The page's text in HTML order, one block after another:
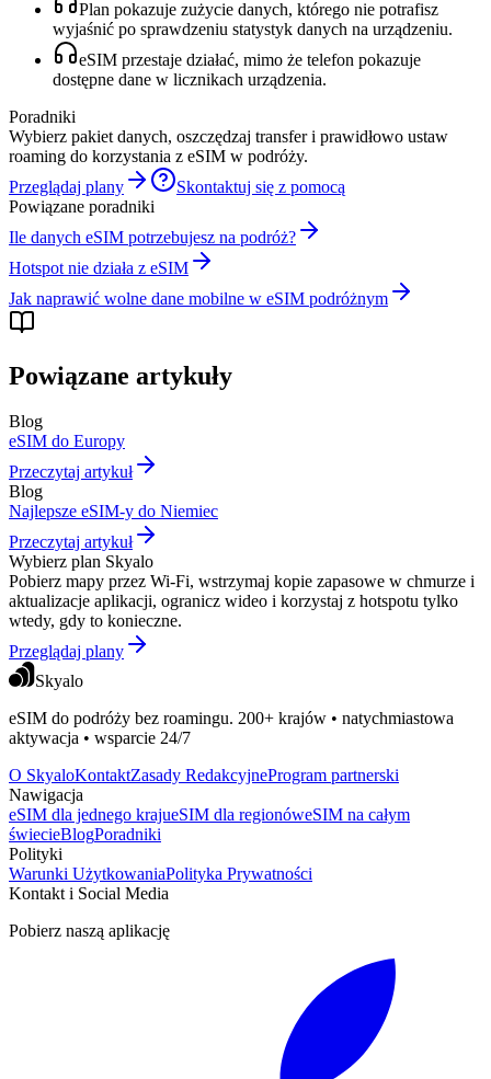
Plan pokazuje zużycie danych, którego nie potrafisz
wyjaśnić po sprawdzeniu statystyk danych na urządzeniu.
eSIM przestaje działać, mimo że telefon pokazuje
dostępne dane w licznikach urządzenia.
Poradniki
Wybierz pakiet danych, oszczędzaj transfer i prawidłowo ustaw
roaming do korzystania z eSIM w podróży.
Przeglądaj plany
Skontaktuj się z pomocą
Powiązane poradniki
Ile danych eSIM potrzebujesz na podróż?
Hotspot nie działa z eSIM
Jak naprawić wolne dane mobilne w eSIM podróżnym
Powiązane artykuły
Blog
eSIM do Europy
Przeczytaj artykuł
Blog
Najlepsze eSIM-y do Niemiec
Przeczytaj artykuł
Wybierz plan Skyalo
Pobierz mapy przez Wi‑Fi, wstrzymaj kopie zapasowe w chmurze i
aktualizacje aplikacji, ogranicz wideo i korzystaj z hotspotu tylko
wtedy, gdy to konieczne.
Przeglądaj plany
Skyalo
eSIM do podróży bez roamingu. 200+ krajów • natychmiastowa
aktywacja • wsparcie 24/7
O SkyaloKontaktZasady RedakcyjneProgram partnerski
Nawigacja
eSIM dla jednego krajueSIM dla regionóweSIM na całym
świecieBlogPoradniki
Polityki
Warunki UżytkowaniaPolityka Prywatności
Kontakt i Social Media
Pobierz naszą aplikację